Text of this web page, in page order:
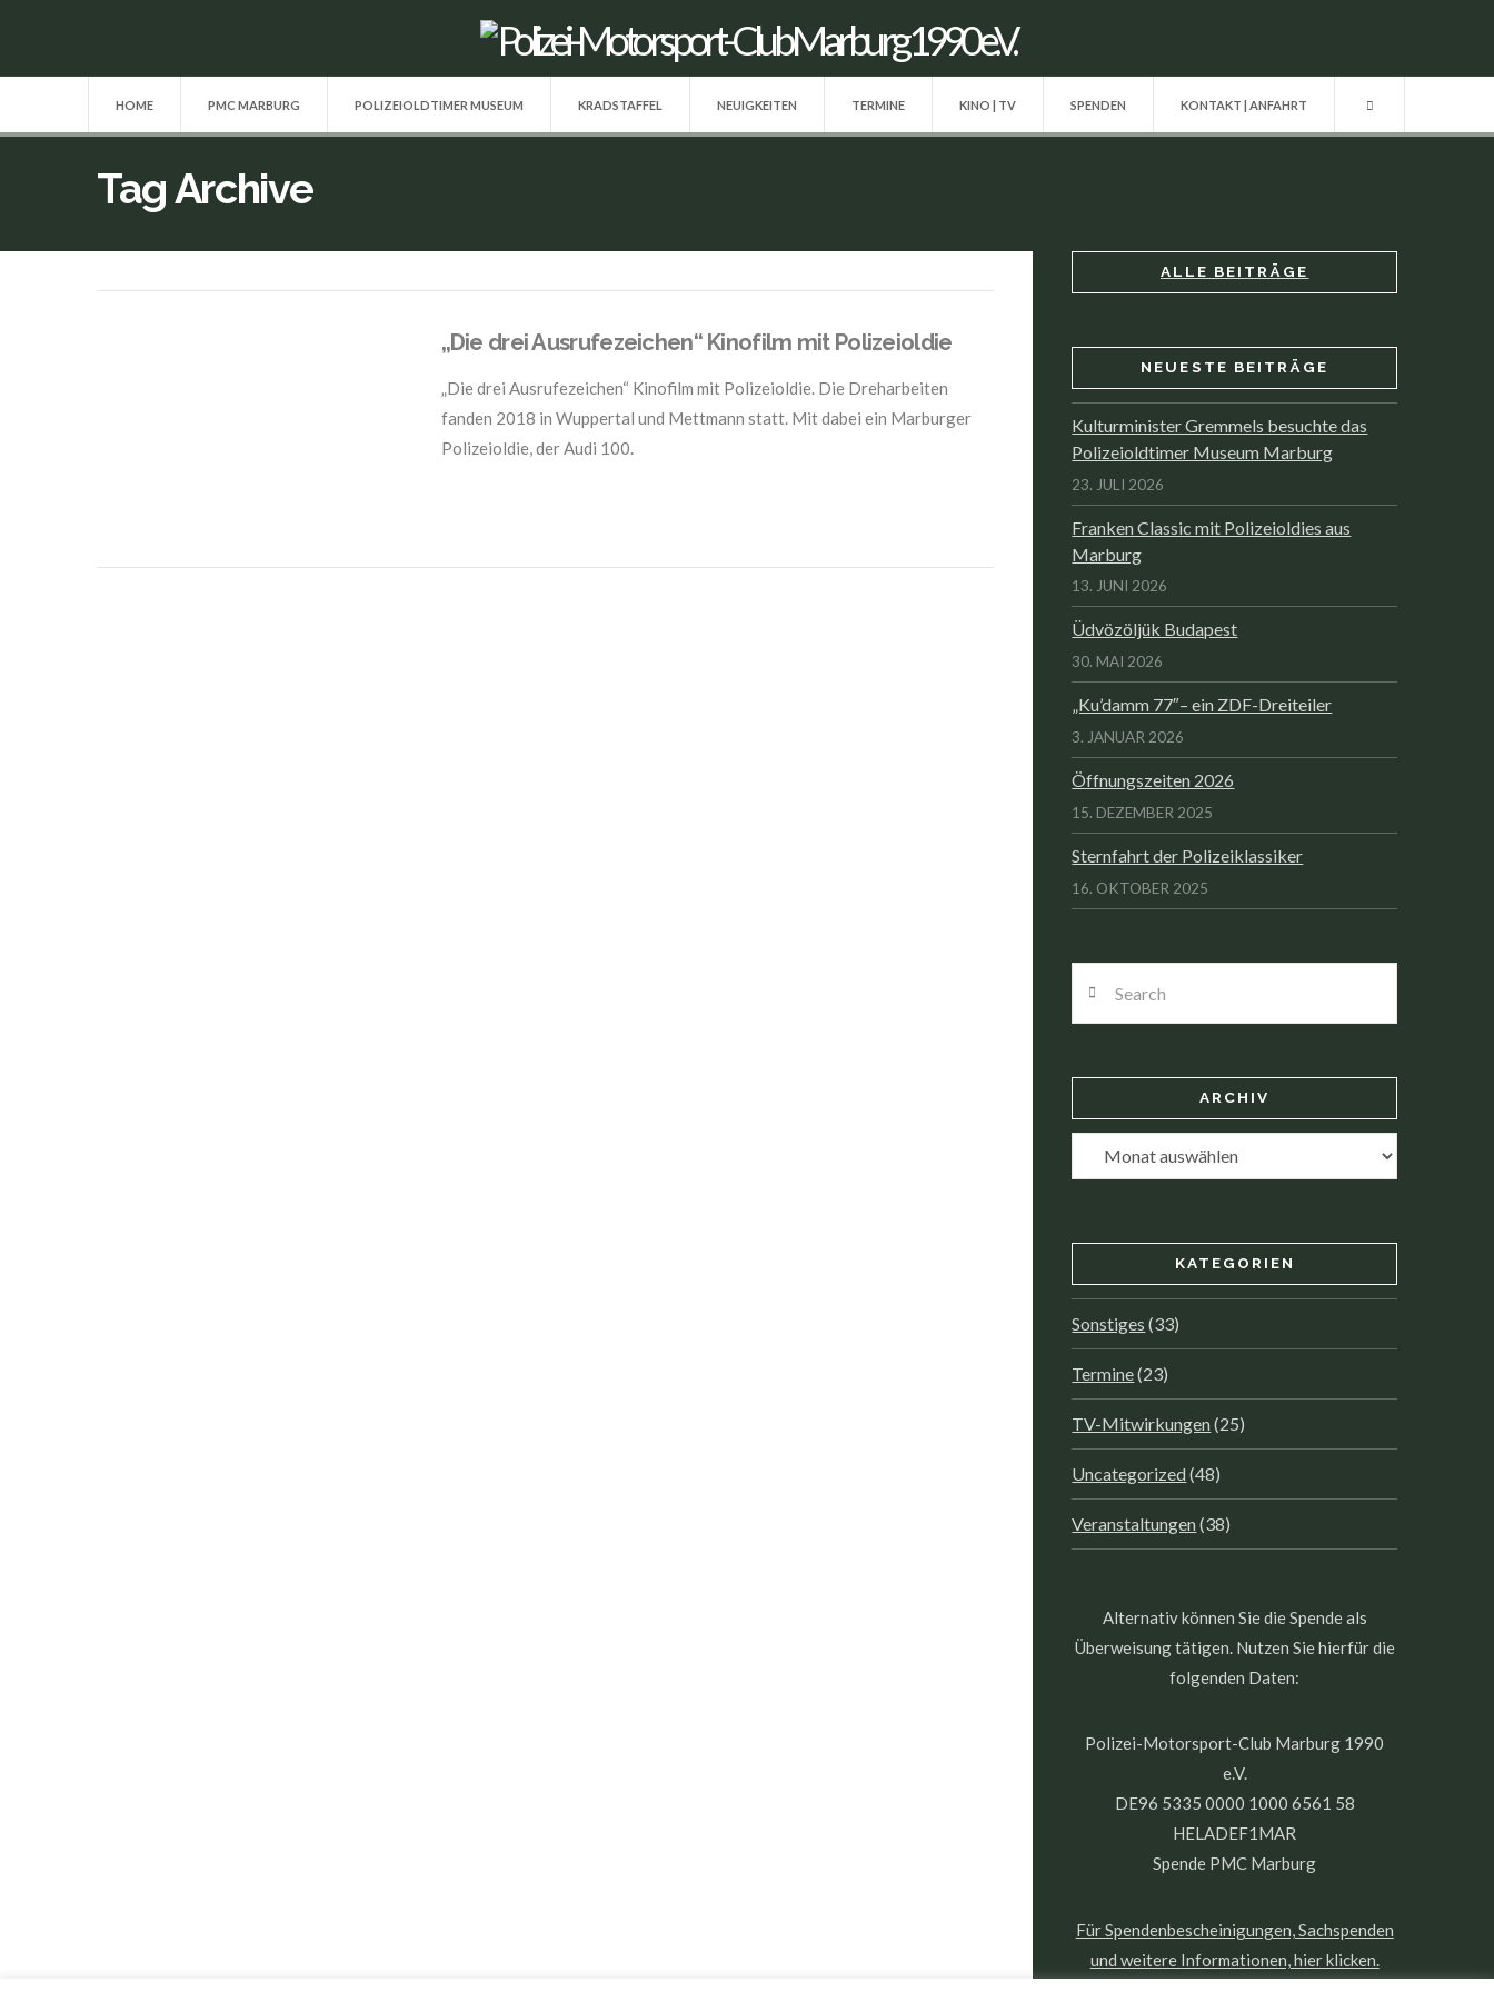
HOME PMC MARBURG POLIZEIOLDTIMER MUSEUM KRADSTAFFEL NEUIGKEITEN TERMINE KINO | TV SPENDEN KONTAKT | ANFAHRT
Tag Archive
„Die drei Ausrufezeichen“ Kinofilm mit Polizeioldie
„Die drei Ausrufezeichen“ Kinofilm mit Polizeioldie. Die Dreharbeiten
fanden 2018 in Wuppertal und Mettmann statt. Mit dabei ein Marburger
Polizeioldie, der Audi 100.
ALLE BEITRÄGE
NEUESTE BEITRÄGE
Kulturminister Gremmels besuchte das
Polizeioldtimer Museum Marburg
23. JULI 2026
Franken Classic mit Polizeioldies aus
Marburg
13. JUNI 2026
Üdvözöljük Budapest
30. MAI 2026
„Ku’damm 77″– ein ZDF-Dreiteiler
3. JANUAR 2026
Öffnungszeiten 2026
15. DEZEMBER 2025
Sternfahrt der Polizeiklassiker
16. OKTOBER 2025
ARCHIV
Archiv
KATEGORIEN
Sonstiges (33)
Termine(23)
TV-Mitwirkungen(25)
Uncategorized(48)
Veranstaltungen(38)
Alternativ können Sie die Spende als
Überweisung tätigen. Nutzen Sie hierfür die
folgenden Daten:
Polizei-Motorsport-Club Marburg 1990
e.V.
DE96 5335 0000 1000 6561 58
HELADEF1MAR
Spende PMC Marburg
Für Spendenbescheinigungen, Sachspenden
und weitere Informationen, hier klicken.